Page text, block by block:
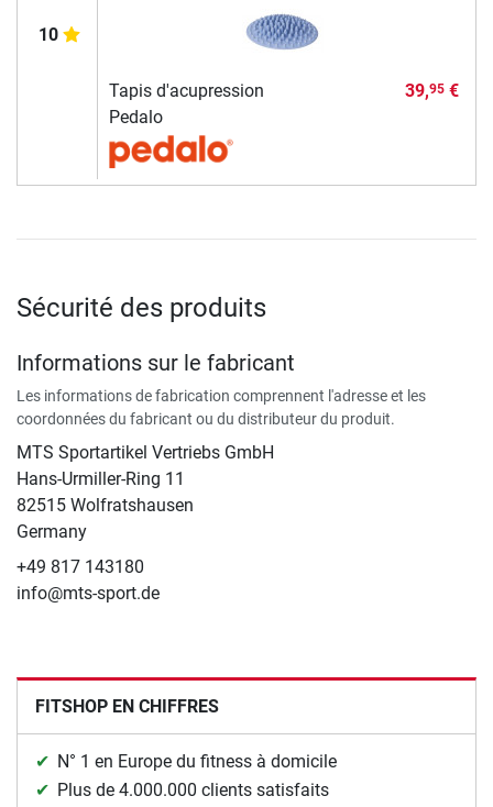
10
Tapis d'acupression
Pedalo
39,95€
Sécurité des produits
Informations sur le fabricant
Les informations de fabrication comprennent l'adresse et les
coordonnées du fabricant ou du distributeur du produit.
MTS Sportartikel Vertriebs GmbH
Hans-Urmiller-Ring 11
82515 Wolfratshausen
Germany
+49 817 143180
info@mts-sport.de
FITSHOP EN CHIFFRES
N° 1 en Europe du fitness à domicile
Plus de 4.000.000 clients satisfaits